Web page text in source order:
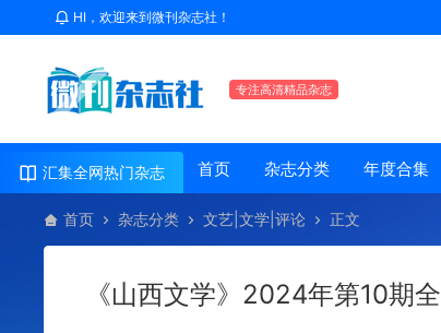
HI，欢迎来到微刊杂志社！
专注高清精品杂志
汇集全网热门杂志 首页 杂志分类 年度合集
首页 杂志分类 文艺|文学|评论 正文
《山西文学》2024年第10期